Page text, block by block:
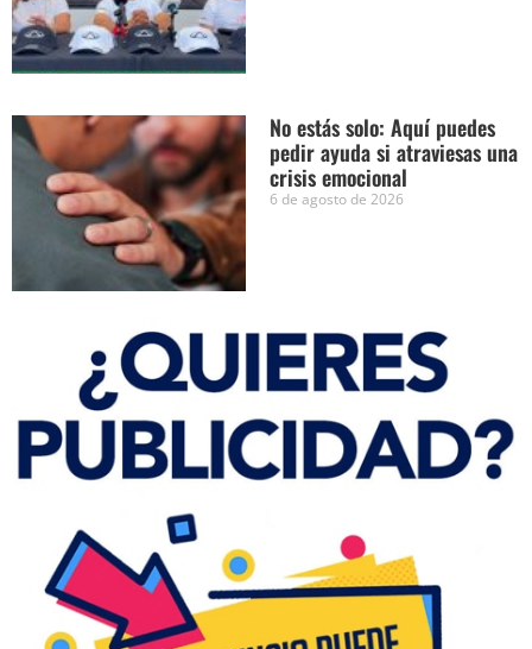
No estás solo: Aquí puedes
pedir ayuda si atraviesas una
crisis emocional
6 de agosto de 2026